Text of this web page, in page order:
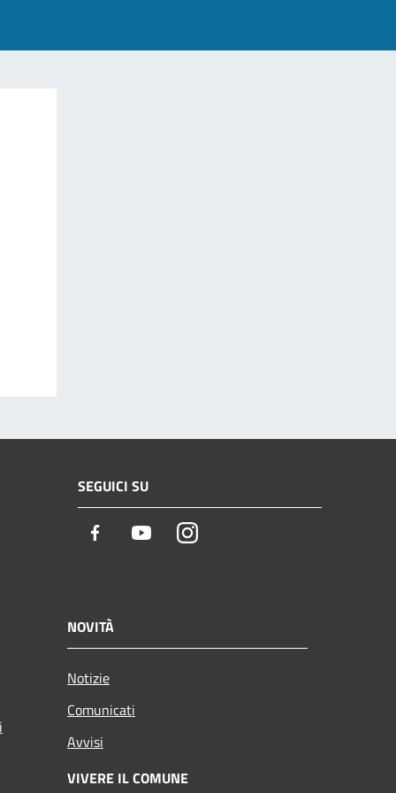
SEGUICI SU
Facebook YoutubeInstagram
NOVITÀ
Notizie
Comunicati
Avvisi
VIVERE IL COMUNE